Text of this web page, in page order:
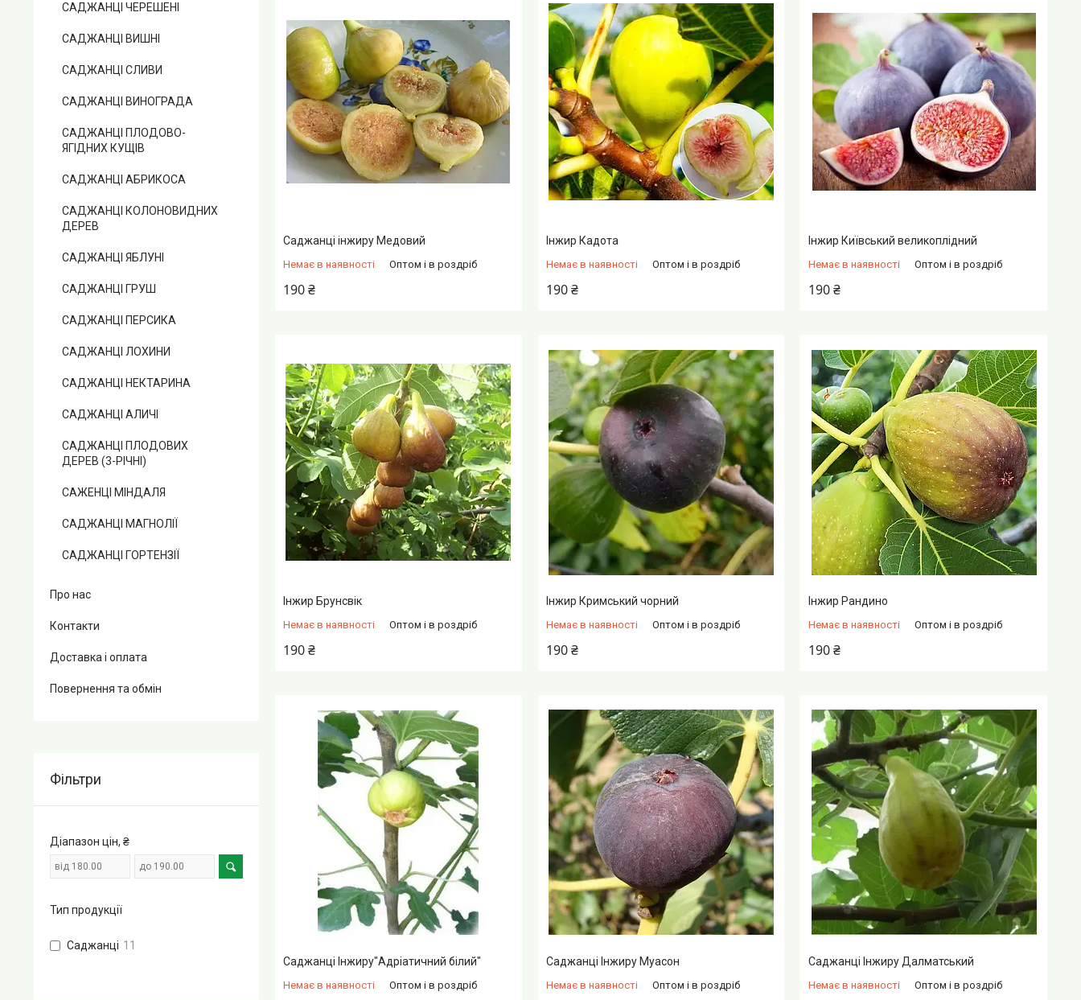
Саджанці інжиру Медовий
Немає в наявності Оптом і в роздріб
190 ₴
Інжир Кадота
Немає в наявності Оптом і в роздріб
190 ₴
Інжир Київський великоплідний
Немає в наявності Оптом і в роздріб
190 ₴
Інжир Брунсвік
Немає в наявності Оптом і в роздріб
190 ₴
Інжир Кримський чорний
Немає в наявності Оптом і в роздріб
190 ₴
Інжир Рандино
Немає в наявності Оптом і в роздріб
190 ₴
Саджанці Інжиру"Адріатичний білий"
Немає в наявності Оптом і в роздріб
Саджанці Інжиру Муасон
Немає в наявності Оптом і в роздріб
Саджанці Інжиру Далматський
Немає в наявності Оптом і в роздріб
САДЖАНЦІ ЧЕРЕШЕНІ
САДЖАНЦІ ВИШНІ
САДЖАНЦІ СЛИВИ
САДЖАНЦІ ВИНОГРАДА
САДЖАНЦІ ПЛОДОВО-
ЯГІДНИХ КУЩІВ
САДЖАНЦІ АБРИКОСА
САДЖАНЦІ КОЛОНОВИДНИХ
ДЕРЕВ
САДЖАНЦІ ЯБЛУНІ
САДЖАНЦІ ГРУШ
САДЖАНЦІ ПЕРСИКА
САДЖАНЦІ ЛОХИНИ
САДЖАНЦІ НЕКТАРИНА
САДЖАНЦІ АЛИЧІ
САДЖАНЦІ ПЛОДОВИХ
ДЕРЕВ (3-РІЧНІ)
САЖЕНЦІ МІНДАЛЯ
САДЖАНЦІ МАГНОЛІЇ
САДЖАНЦІ ГОРТЕНЗІЇ
Про нас
Контакти
Доставка і оплата
Повернення та обмін
Фільтри
Діапазон цін, ₴
Тип продукції
Саджанці 11